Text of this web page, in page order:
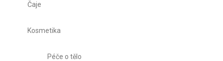
Čaje
Kosmetika
Péče o tělo